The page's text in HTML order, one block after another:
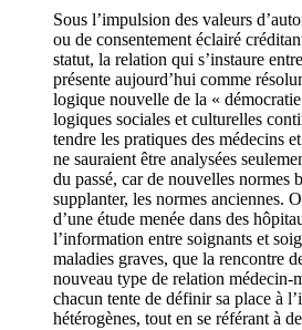
Sous l’impulsion des valeurs
ou de consentement éclairé
statut, la relation qui s’instaure
présente aujourd’hui comme
logique nouvelle de la «
logiques sociales et culturelles
tendre les pratiques des médecins
ne sauraient être analysées
du passé, car de nouvelles normes
supplanter, les normes anciennes.
d’une étude menée dans des
l’information entre soignants et
maladies graves, que la rencontre
nouveau type de relation médecin-
chacun tente de définir sa place à
hétérogènes, tout en se référant à